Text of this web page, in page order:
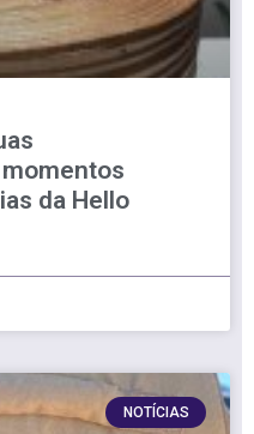
da Hello
NOTÍCIAS